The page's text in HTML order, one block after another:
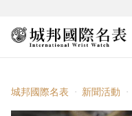
城邦國際名表 新聞活動